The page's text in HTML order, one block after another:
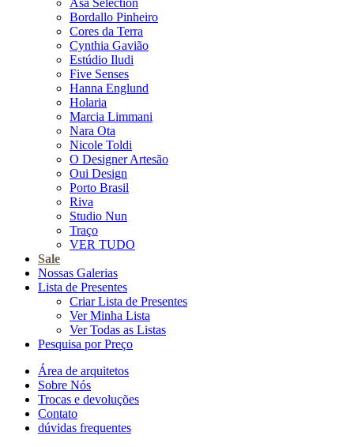
Asa Selection
Bordallo Pinheiro
Cores da Terra
Cynthia Gavião
Estúdio Iludi
Five Senses
Hanna Englund
Holaria
Marcia Limmani
Nara Ota
Nicole Toldi
O Designer Artesão
Oui Design
Porto Brasil
Riva
Studio Nun
Traço
VER TUDO
Sale
Nossas Galerias
Lista de Presentes
Criar Lista de Presentes
Ver Minha Lista
Ver Todas as Listas
Pesquisa por Preço
Área de arquitetos
Sobre Nós
Trocas e devoluções
Contato
dúvidas frequentes